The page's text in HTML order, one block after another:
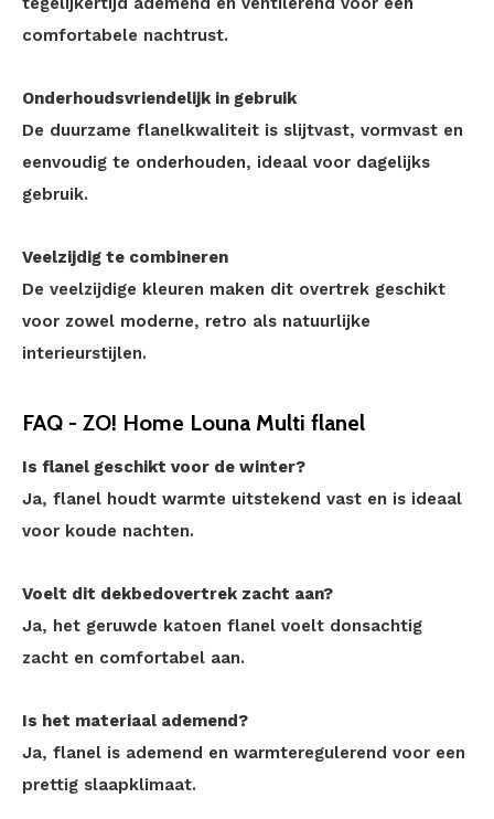
comfortabele nachtrust.
Onderhoudsvriendelijk in gebruik
De duurzame flanelkwaliteit is slijtvast, vormvast en
eenvoudig te onderhouden, ideaal voor dagelijks
gebruik.
Veelzijdig te combineren
De veelzijdige kleuren maken dit overtrek geschikt
voor zowel moderne, retro als natuurlijke
interieurstijlen.
FAQ - ZO! Home Louna Multi flanel
Is flanel geschikt voor de winter?
Ja, flanel houdt warmte uitstekend vast en is ideaal
voor koude nachten.
Voelt dit dekbedovertrek zacht aan?
Ja, het geruwde katoen flanel voelt donsachtig
zacht en comfortabel aan.
Is het materiaal ademend?
Ja, flanel is ademend en warmteregulerend voor een
prettig slaapklimaat.